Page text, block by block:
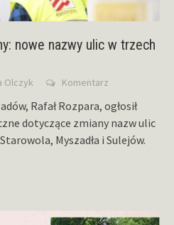
nowe nazwy ulic w trzech
Olczyk Komentarz
Rafał Rozpara, ogłosił
dotyczące zmiany nazw ulic
Myszadła i Sulejów.